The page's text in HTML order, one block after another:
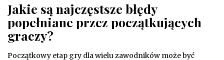
Jakie są najczęstsze błędy
popełniane przez początkujących
graczy?
Początkowy etap gry dla wielu zawodników może być